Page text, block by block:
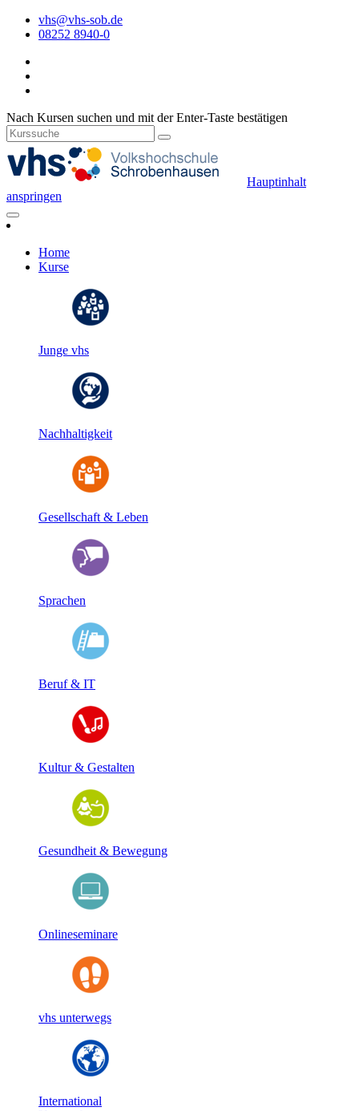
vhs@vhs-sob.de
08252 8940-0
Nach Kursen suchen und mit der Enter-Taste bestätigen
Hauptinhalt
anspringen
Home
Kurse
Junge vhs
Nachhaltigkeit
Gesellschaft & Leben
Sprachen
Beruf & IT
Kultur & Gestalten
Gesundheit & Bewegung
Onlineseminare
vhs unterwegs
International